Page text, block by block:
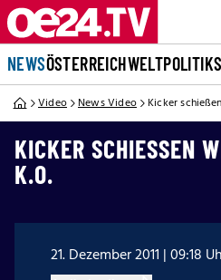
NEWSÖSTERREICHWELTPOLITIK
Video News Video Kicker
KICKER SCHIESSEN
.O.
21. Dezember 2011 | 09:18